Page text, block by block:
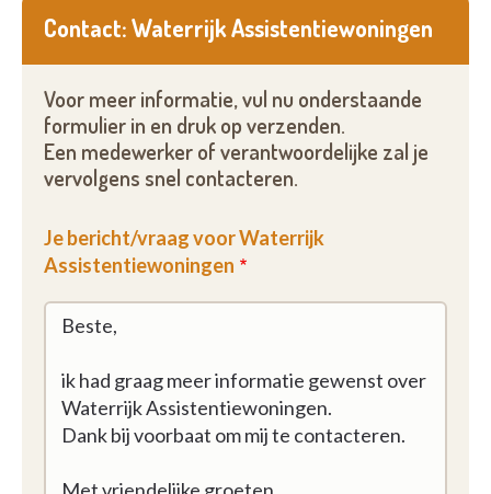
Contact: Waterrijk Assistentiewoningen
Voor meer informatie, vul nu onderstaande
formulier in en druk op verzenden.
Een medewerker of verantwoordelijke zal je
vervolgens snel contacteren.
Je bericht/vraag voor Waterrijk
Assistentiewoningen